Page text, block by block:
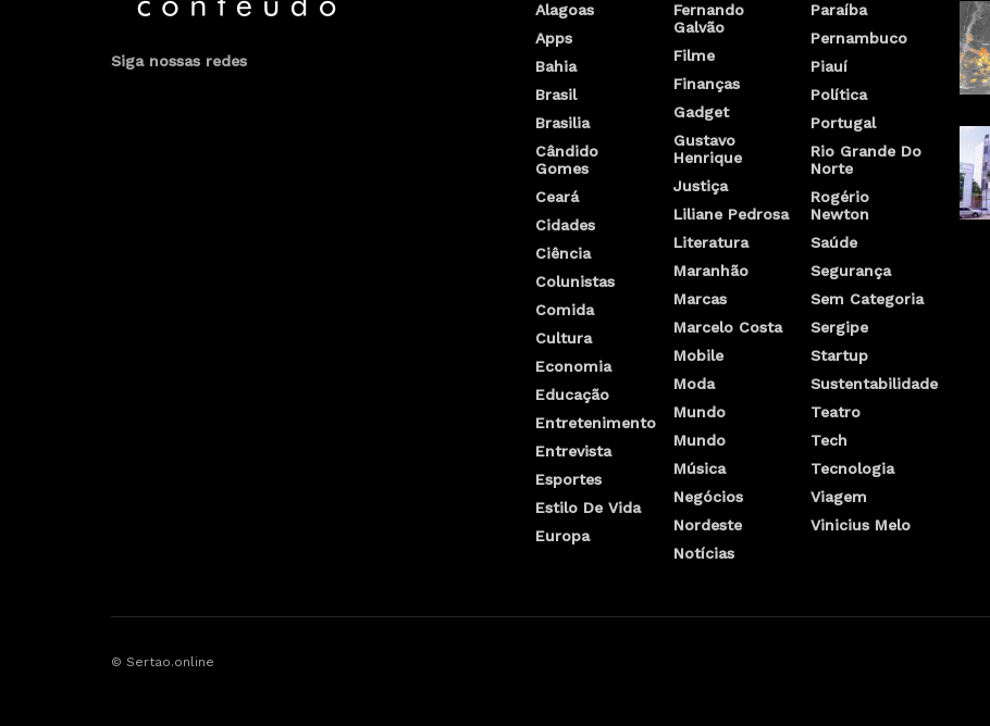
Siga nossas redes
Alagoas
Apps
Bahia
Brasil
Brasilia
Cândido
Gomes
Ceará
Cidades
Ciência
Colunistas
Comida
Cultura
Economia
Educação
Entretenimento
Entrevista
Esportes
Estilo De Vida
Europa
Fernando
Galvão
Filme
Finanças
Gadget
Gustavo
Henrique
Justiça
Liliane Pedrosa
Literatura
Maranhão
Marcas
Marcelo Costa
Mobile
Moda
Mundo
Mundo
Música
Negócios
Nordeste
Notícias
Paraíba
Pernambuco
Piauí
Política
Portugal
Rio Grande Do
Norte
Rogério
Newton
Saúde
Segurança
Sem Categoria
Sergipe
Startup
Sustentabilidade
Teatro
Tech
Tecnologia
Viagem
Vinicius Melo
© Sertao.online